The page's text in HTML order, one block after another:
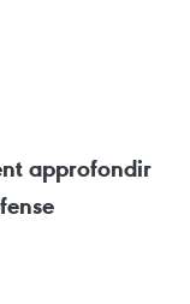
approfondir